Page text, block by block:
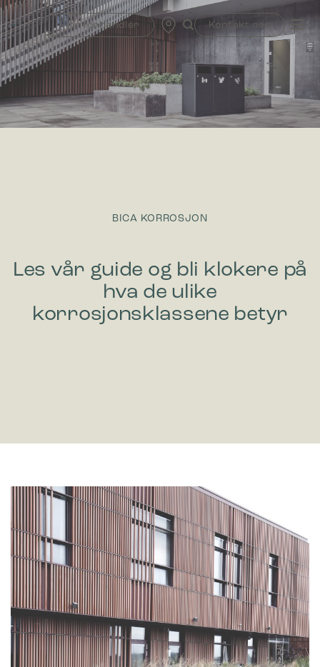
Skip
to
content
Finn forhandler Kontakt oss
BICA KORROSJON
Les vår guide og bli klokere på
hva de ulike
korrosjonsklassene betyr